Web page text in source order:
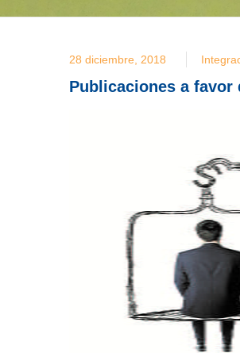
28 diciembre, 2018
Publicaciones a favor